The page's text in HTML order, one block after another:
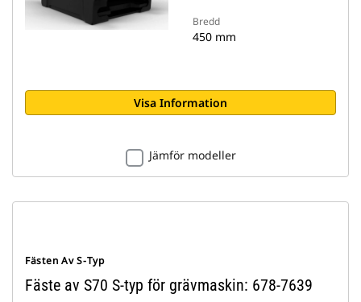
Bredd
450 mm
Visa Information
Jämför modeller
Fästen Av S-Typ
Fäste av S70 S-typ för grävmaskin: 678-7639